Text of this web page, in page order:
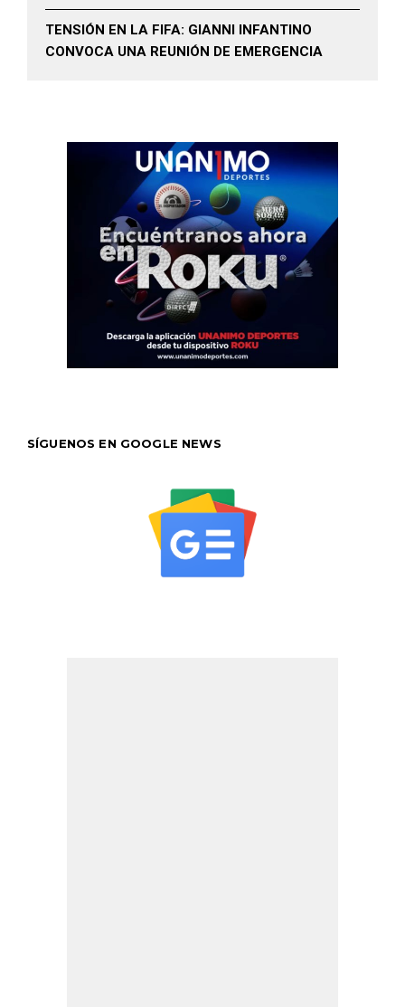
TENSIÓN EN LA FIFA: GIANNI INFANTINO
CONVOCA UNA REUNIÓN DE EMERGENCIA
SÍGUENOS EN GOOGLE NEWS